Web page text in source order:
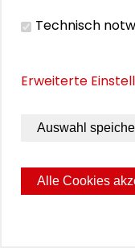
Kultur leben.
Arbeit,
Vielfalt und
und Hessen“ als
Technisch
Erweiterte
Auswahl
Alle Cookies